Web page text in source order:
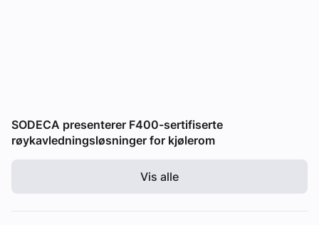
SODECA presenterer F400-sertifiserte
røykavledningsløsninger for kjølerom
Vis alle